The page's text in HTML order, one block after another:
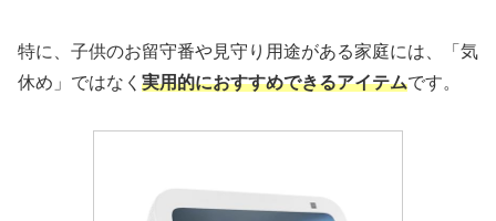
特に、子供のお留守番や見守り用途がある家庭には、「気
休め」ではなく 実用的におすすめできるアイテムです。